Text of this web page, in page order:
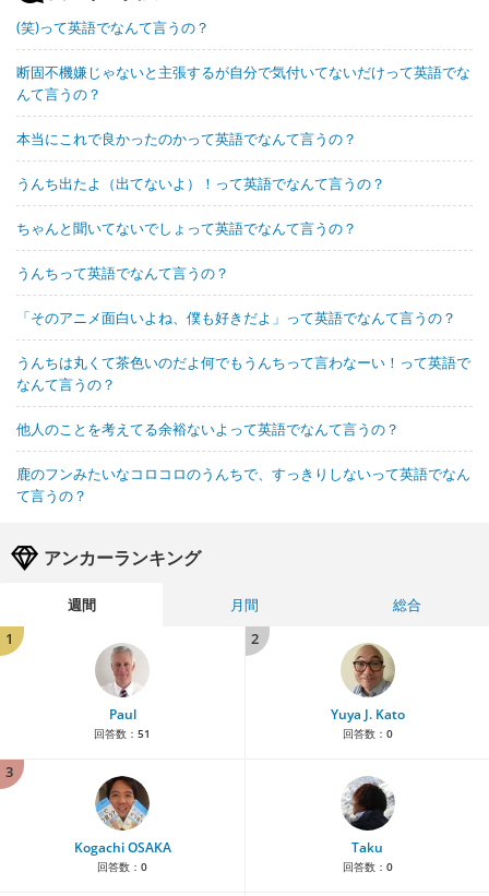
(笑)って英語でなんて言うの？
断固不機嫌じゃないと主張するが自分で気付いてないだけって英語でな
んて言うの？
本当にこれで良かったのかって英語でなんて言うの？
うんち出たよ（出てないよ）！って英語でなんて言うの？
ちゃんと聞いてないでしょって英語でなんて言うの？
うんちって英語でなんて言うの？
「そのアニメ面白いよね、僕も好きだよ」って英語でなんて言うの？
うんちは丸くて茶色いのだよ何でもうんちって言わなーい！って英語で
なんて言うの？
他人のことを考えてる余裕ないよって英語でなんて言うの？
鹿のフンみたいなコロコロのうんちで、すっきりしないって英語でなん
て言うの？
アンカーランキング
週間 月間
総合
1
Paul
回答数： 51
2
Yuya J. Kato
回答数： 0
3
Kogachi OSAKA
回答数： 0
Taku
回答数： 0